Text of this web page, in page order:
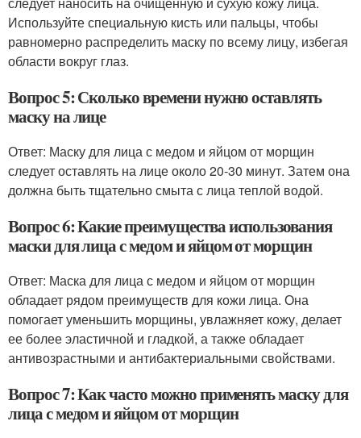
Используйте специальную кисть или пальцы, чтобы
равномерно распределить маску по всему лицу, избегая
области вокруг глаз.
Вопрос 5: Сколько времени нужно оставлять
маску на лице
Ответ: Маску для лица с медом и яйцом от морщин
следует оставлять на лице около 20-30 минут. Затем она
должна быть тщательно смыта с лица теплой водой.
Вопрос 6: Какие преимущества использования
маски для лица с медом и яйцом от морщин
Ответ: Маска для лица с медом и яйцом от морщин
обладает рядом преимуществ для кожи лица. Она
помогает уменьшить морщины, увлажняет кожу, делает
ее более эластичной и гладкой, а также обладает
антивозрастными и антибактериальными свойствами.
Вопрос 7: Как часто можно применять маску для
лица с медом и яйцом от морщин